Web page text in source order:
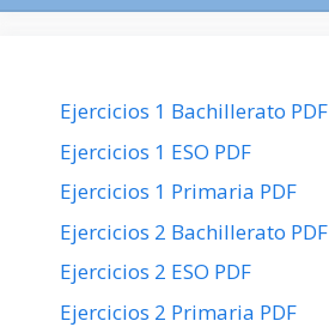
Ejercicios 1 Bachillerato PDF
Ejercicios 1 ESO PDF
Ejercicios 1 Primaria PDF
Ejercicios 2 Bachillerato PDF
Ejercicios 2 ESO PDF
Ejercicios 2 Primaria PDF